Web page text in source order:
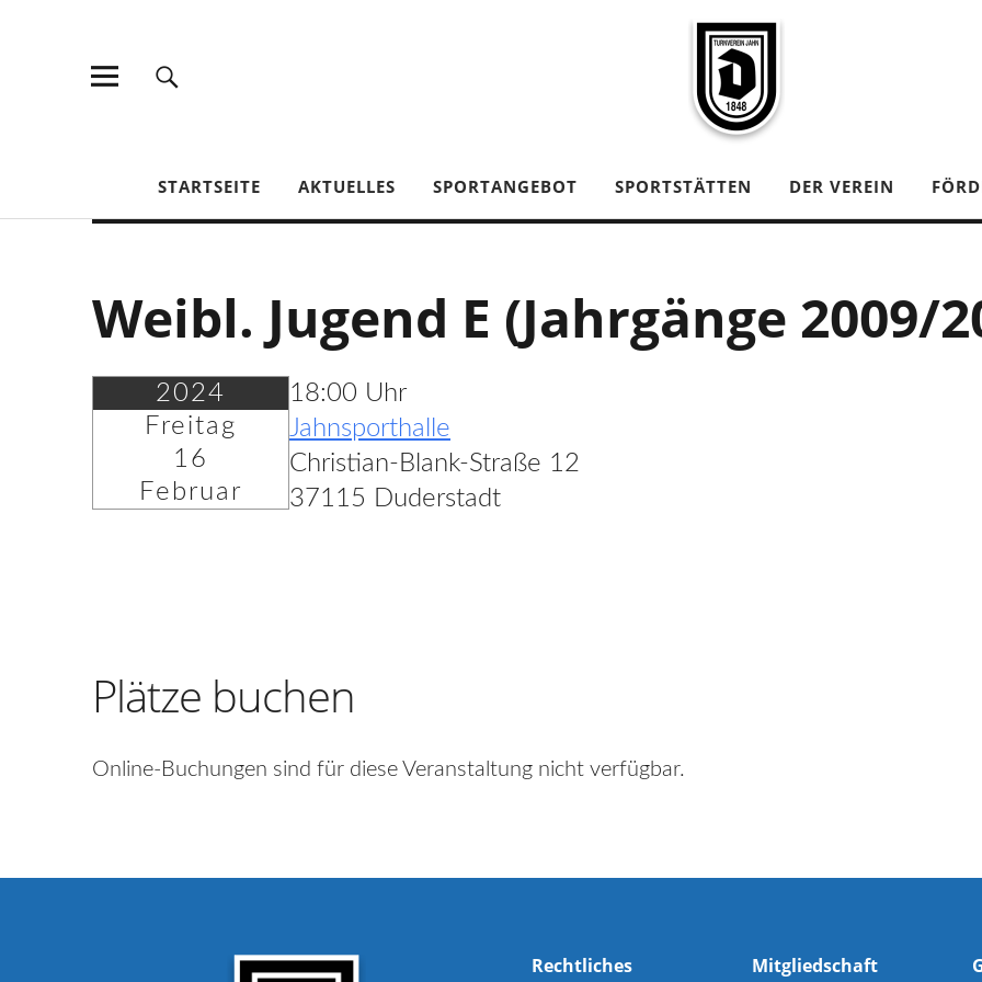
STARTSEITE AKTUELLES SPORTANGEBOT SPORTSTÄTTEN DER VEREIN
Weibl. Jugend E (Jahrgänge 2009/
2024
Freitag
16
Februar
18:00 Uhr
Jahnsporthalle
Christian-Blank-Straße 12
37115 Duderstadt
Plätze buchen
Online-Buchungen sind für diese Veranstaltung nicht verfügbar.
Rechtliches Mitgliedschaft